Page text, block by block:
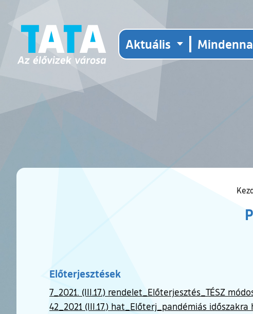
Aktuális
Előterjesztések
7_2021. (III.17.) rendelet_Előterjesztés_TÉSZ
42_2021 (III.17.) hat_Előterj_pandémiás